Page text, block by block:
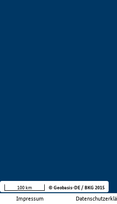
Impressum
100 km © Geobasis-DE / BKG 2015